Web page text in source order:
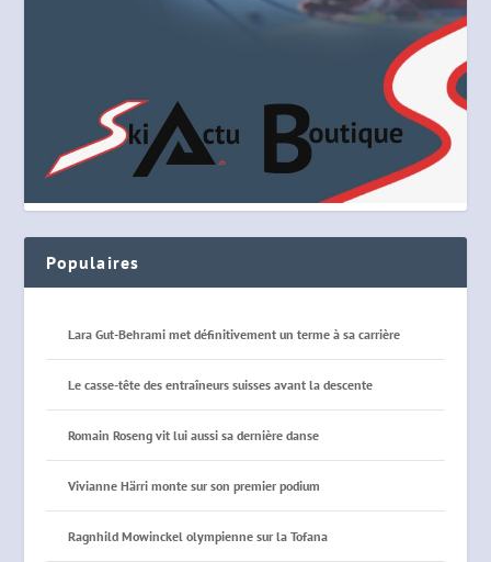
Populaires
Lara Gut-Behrami met définitivement un terme à sa carrière
Le casse-tête des entraîneurs suisses avant la descente
Romain Roseng vit lui aussi sa dernière danse
Vivianne Härri monte sur son premier podium
Ragnhild Mowinckel olympienne sur la Tofana